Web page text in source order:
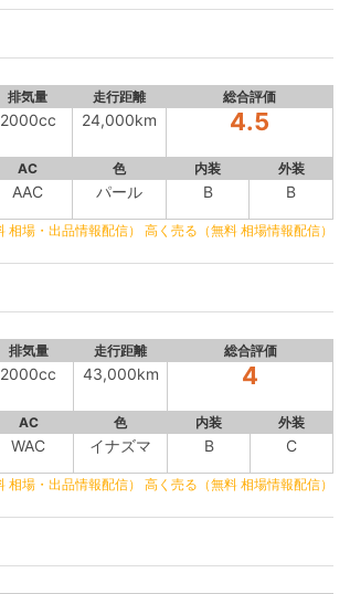
排気量 走行距離 総合評価
2000cc 24,000km 4.5
AC 色 内装 外装
AAC パール B B
相場・出品情報配信） 高く売る（無料 相場情報配信）
排気量 走行距離 総合評価
2000cc 43,000km 4
AC 色 内装 外装
WAC イナズマ B C
相場・出品情報配信） 高く売る（無料 相場情報配信）